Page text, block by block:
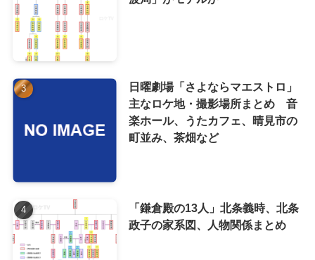
日曜劇場「さよならマエストロ」
主なロケ地・撮影場所まとめ 音
楽ホール、うたカフェ、晴見市の
町並み、茶畑など
「鎌倉殿の13人」北条義時、北条
政子の家系図、人物関係まとめ